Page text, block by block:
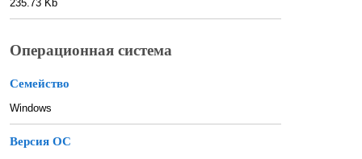
235.73 Kb
Операционная система
Семейство
Windows
Версия ОС